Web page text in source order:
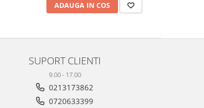
ADAUGA IN COS
SUPORT CLIENTI
9.00 - 17.00
0213173862
0720633399